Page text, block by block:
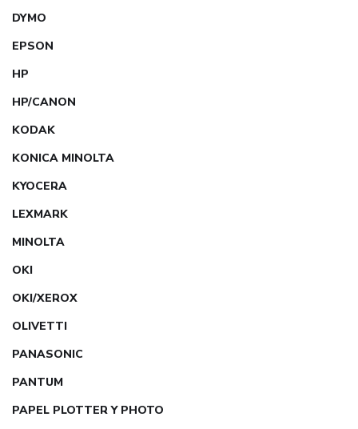
DYMO
EPSON
HP
HP/CANON
KODAK
KONICA MINOLTA
KYOCERA
LEXMARK
MINOLTA
OKI
OKI/XEROX
OLIVETTI
PANASONIC
PANTUM
PAPEL PLOTTER Y PHOTO